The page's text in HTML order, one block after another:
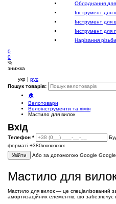
Обладнання
Інструмент для
Інструмент для
Інструмент для
Нарізання різьби
0
0
%
знижка
укр | рус
Пошук товарів:
🏠
Велотовари
Велоінструменти та хімія
Мастило для вилок
Вхід
Телефон *
форматі +380ххххххххх
Увійти
Або за допомогою Google Google
Мастило для
Мастило для вилок — це спеціалізований
амортизаційних елементів, що забезпечує